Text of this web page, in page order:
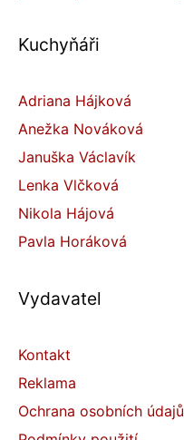
Kuchyňáři
Adriana Hájková
Anežka Nováková
Januška Václavík
Lenka Vlčková
Nikola Hájová
Pavla Horáková
Vydavatel
Kontakt
Reklama
Ochrana osobních údajů